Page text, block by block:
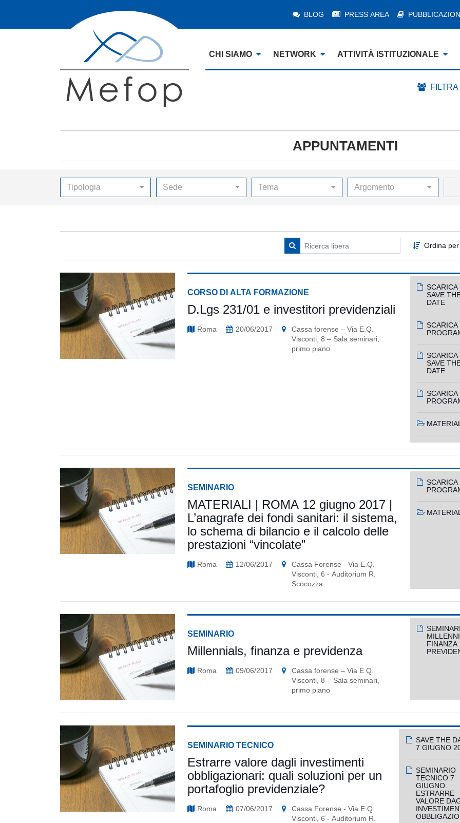
BLOG PRESS AREA
CHI SIAMO NETWORK ATTIVITÀ ISTITUZIONALE
APPUNTAMENTI
Tipologia Sede Tema Argomento
Ordina
CORSO DI ALTA FORMAZIONE
D.Lgs 231/01 e investitori previdenziali
Roma 20/06/2017
Cassa forense – Via E.Q.
Visconti, 8 – Sala seminari,
primo piano
SCARICA
SAVE
DATE
SCARICA
SCARICA
SAVE
DATE
SCARICA
SEMINARIO
MATERIALI | ROMA 12 giugno 2017 |
L’anagrafe dei fondi sanitari: il sistema,
lo schema di bilancio e il calcolo delle
prestazioni “vincolate”
Roma 12/06/2017
Cassa Forense - Via E.Q.
Visconti, 6 - Auditorium R.
Scocozza
SCARICA
SEMINARIO
Millennials, finanza e previdenza
Roma 09/06/2017
Cassa forense – Via E.Q.
Visconti, 8 – Sala seminari,
primo piano
FINANZA
SEMINARIO TECNICO
Estrarre valore dagli investimenti
obbligazionari: quali soluzioni per un
portafoglio previdenziale?
Roma 07/06/2017
Cassa Forense - Via E.Q.
Visconti, 6 - Auditorium R.
SAVE THE
7 GIUGNO
SEMINARIO
TECNICO 7
GIUGNO.
ESTRARRE
VALORE